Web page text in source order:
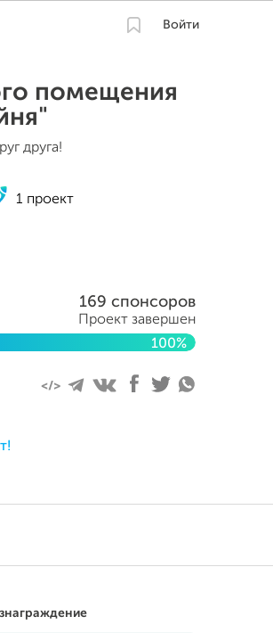
Войти
помещения
друга!
1 проект
169 спонсоров
Проект завершен
100%